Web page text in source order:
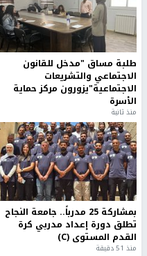
طلبة مساق "مدخل للقانون
الاجتماعي والتشريعات
الاجتماعية"يزورون مركز حماية
الأسرة
منذ ثانية
بمشاركة 25 مدرباً.. جامعة النجاح
تطلق دورة إعداد مدربي كرة
القدم المستوى (C)
منذ 51 دقيقة